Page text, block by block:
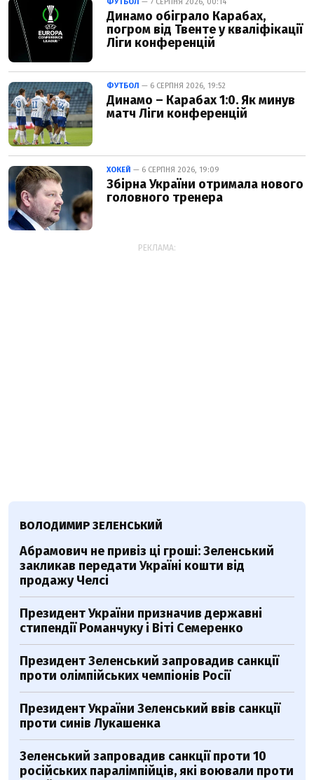
ФУТБОЛ — 7 СЕРПНЯ 2026, 00:14
Динамо обіграло Карабах,
погром від Твенте у кваліфікації
Ліги конференцій
ФУТБОЛ — 6 СЕРПНЯ 2026, 19:52
Динамо – Карабах 1:0. Як минув
матч Ліги конференцій
ХОКЕЙ — 6 СЕРПНЯ 2026, 19:09
Збірна України отримала нового
головного тренера
РЕКЛАМА:
ВОЛОДИМИР ЗЕЛЕНСЬКИЙ
Абрамович не привіз ці гроші: Зеленський
закликав передати Україні кошти від
продажу Челсі
Президент України призначив державні
стипендії Романчуку і Віті Семеренко
Президент Зеленський запровадив санкції
проти олімпійських чемпіонів Росії
Президент України Зеленський ввів санкції
проти синів Лукашенка
Зеленський запровадив санкції проти 10
російських паралімпійців, які воювали проти